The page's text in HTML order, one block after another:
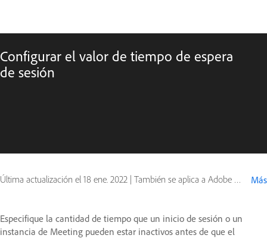
Configurar el valor de tiempo de espera
de sesión
Última actualización el 18 ene. 2022 | También se aplica a Adobe Connect 10, Adobe Connect 9 Más
Especifique la cantidad de tiempo que un inicio de sesión o un
instancia de Meeting pueden estar inactivos antes de que el